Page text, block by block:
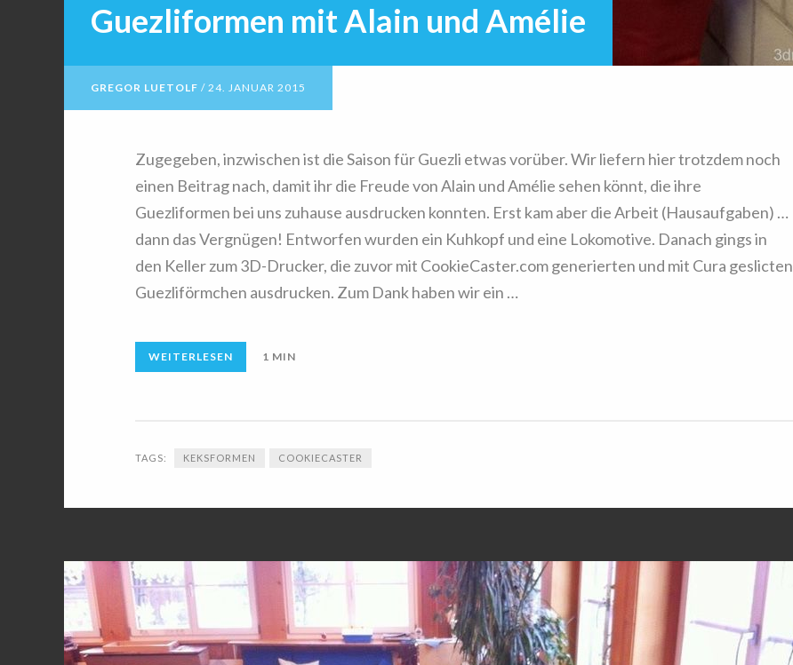
Guezliformen mit Alain und Amélie
GREGOR LUETOLF / 24. JANUAR 2015
Zugegeben, inzwischen ist die Saison für Guezli etwas vorüber. Wir liefern hier trotzdem noch
einen Beitrag nach, damit ihr die Freude von Alain und Amélie sehen könnt, die ihre
Guezliformen bei uns zuhause ausdrucken konnten. Erst kam aber die Arbeit (Hausaufgaben) …
dann das Vergnügen! Entworfen wurden ein Kuhkopf und eine Lokomotive. Danach gings in
den Keller zum 3D-Drucker, die zuvor mit CookieCaster.com generierten und mit Cura geslicten
Guezliförmchen ausdrucken. Zum Dank haben wir ein …
WEITERLESEN 1 MIN
TAGS: KEKSFORMEN COOKIECASTER